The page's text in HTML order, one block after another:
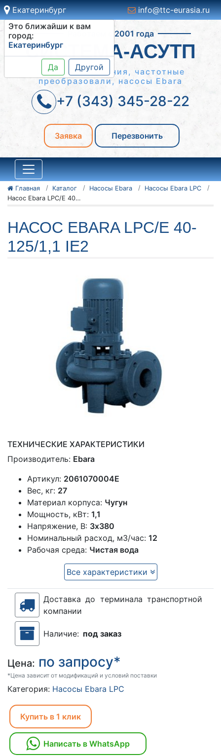
Екатеринбург
Это ближайши к вам
город:
Екатеринбург
Да Другой
info@ttc-eurasia.ru
Работаем с 2001 года
СИСТЕМА-АСУТП
Шкафы управления, частотные
преобразовали, насосы Ebara
+7 (343) 345-28-22
Заявка Перезвонить
Главная Каталог Насосы Ebara
Насосы Ebara LPC
Насос Ebara LPC/E 40-125/1,1 IE2
НАСОС EBARA LPC/E 40-
125/1,1 IE2
ТЕХНИЧЕСКИЕ ХАРАКТЕРИСТИКИ
Производитель: Ebara
Артикул: 2061070004E
Вес, кг: 27
Материал корпуса: Чугун
Мощность, кВт: 1,1
Напряжение, В: 3х380
Номинальный расход, м3/час: 12
Рабочая среда: Чистая вода
Все характеристики
Доставка до терминала транспортной
компании
Наличие: под заказ
Цена: по запросу*
*Цена зависит от модификаций и условий поставки
Категория: Насосы Ebara LPC
Купить в 1 клик
Написать в WhatsApp